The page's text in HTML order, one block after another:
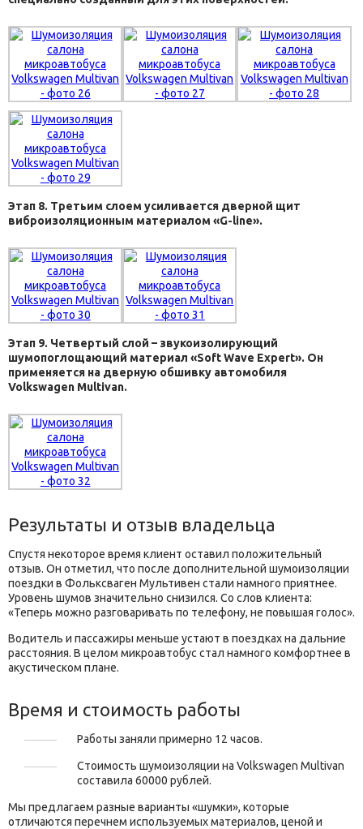
Этап 8. Третьим слоем усиливается дверной щит
виброизоляционным материалом «G-line».
Этап 9. Четвертый слой – звукоизолирующий
шумопоглощающий материал «Soft Wave Expert». Он
применяется на дверную обшивку автомобиля
Volkswagen Multivan.
Результаты и отзыв владельца
Спустя некоторое время клиент оставил положительный
отзыв. Он отметил, что после дополнительной шумоизоляции
поездки в Фольксваген Мультивен стали намного приятнее.
Уровень шумов значительно снизился. Со слов клиента:
«Теперь можно разговаривать по телефону, не повышая голос».
Водитель и пассажиры меньше устают в поездках на дальние
расстояния. В целом микроавтобус стал намного комфортнее в
акустическом плане.
Время и стоимость работы
Работы заняли примерно 12 часов.
Стоимость шумоизоляции на Volkswagen Multivan
составила 60000 рублей.
Мы предлагаем разные варианты «шумки», которые
отличаются перечнем используемых материалов, ценой и